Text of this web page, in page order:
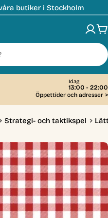
butiker i Stockholm
Idag
13:00 - 22:00
Öppettider och adresser >
Strategi- och taktikspel